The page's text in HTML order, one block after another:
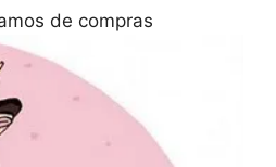
de compras